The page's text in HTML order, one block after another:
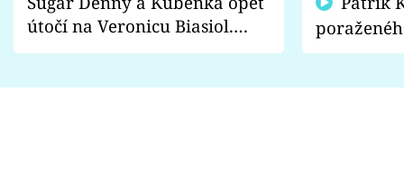
útočí na Veronicu Biasiol.
Proč je podle nich falešná a
fanoušci